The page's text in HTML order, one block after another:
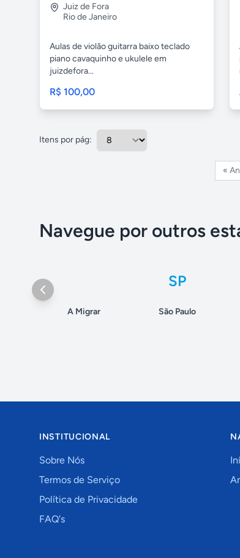
Juiz de Fora
Rio de Janeiro
Aulas de violão guitarra baixo teclado
piano cavaquinho e ukulele em
juizdefora...
R$ 100,00
Itens por pág:
«
Navegue por outros
A Migrar
SP
São Paulo
INSTITUCIONAL
Sobre Nós
Termos de Serviço
Política de Privacidade
FAQ's